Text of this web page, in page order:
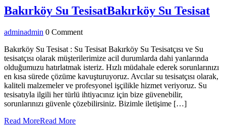
Bakırköy Su TesisatBakırköy Su Tesisat
adminadmin 0 Comment
Bakırköy Su Tesisat : Su Tesisat Bakırköy Su Tesisatçısı ve Su
tesisatçısı olarak müşterilerimize acil durumlarda dahi yanlarında
olduğumuzu hatırlatmak isteriz. Hızlı müdahale ederek sorunlarınızı
en kısa sürede çözüme kavuşturuyoruz. Avcılar su tesisatçısı olarak,
kaliteli malzemeler ve profesyonel işçilikle hizmet veriyoruz. Su
tesisatıyla ilgili her türlü ihtiyacınız için bize güvenebilir,
sorunlarınızı güvenle çözebilirsiniz. Bizimle iletişime […]
Read MoreRead More